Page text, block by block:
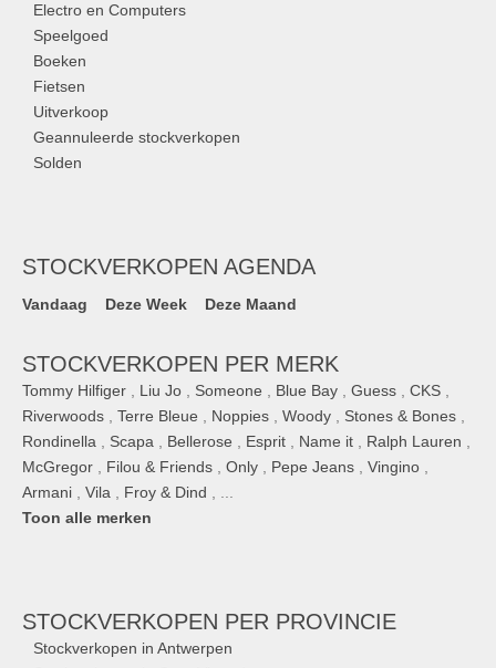
Electro en Computers
Speelgoed
Boeken
Fietsen
Uitverkoop
Geannuleerde stockverkopen
Solden
STOCKVERKOPEN AGENDA
Vandaag Deze Week Deze Maand
STOCKVERKOPEN PER MERK
Tommy Hilfiger Liu Jo Someone Blue Bay Guess CKS
Riverwoods
Terre Bleue Noppies Woody Stones & Bones
Rondinella
Scapa Bellerose Esprit Name it Ralph Lauren
McGregor
Filou & Friends Only Pepe Jeans Vingino
Armani
Vila Froy & Dind
Toon alle merken
STOCKVERKOPEN PER PROVINCIE
Stockverkopen in Antwerpen